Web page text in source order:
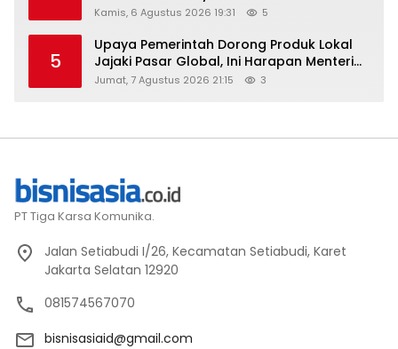
Kamis, 6 Agustus 2026 19:31 5
5
Upaya Pemerintah Dorong Produk Lokal
Jajaki Pasar Global, Ini Harapan Menteri
Perindustrian RI Lewat ILT dan IGT Expo
Jumat, 7 Agustus 2026 21:15 3
PT Tiga Karsa Komunika.
Jalan Setiabudi I/26, Kecamatan Setiabudi, Karet
Jakarta Selatan 12920
081574567070
bisnisasiaid@gmail.com